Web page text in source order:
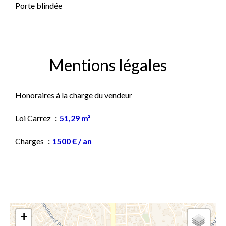
Porte blindée
Mentions légales
Honoraires à la charge du vendeur
Loi Carrez 51,29 m²
Charges 1500 € / an
+